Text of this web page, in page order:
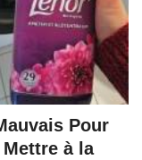
Pour
à la